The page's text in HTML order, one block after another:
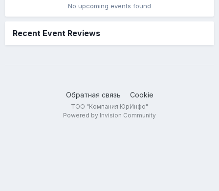
No upcoming events found
Recent Event Reviews
Обратная связь Cookie
ТОО "Компания ЮрИнфо"
Powered by Invision Community